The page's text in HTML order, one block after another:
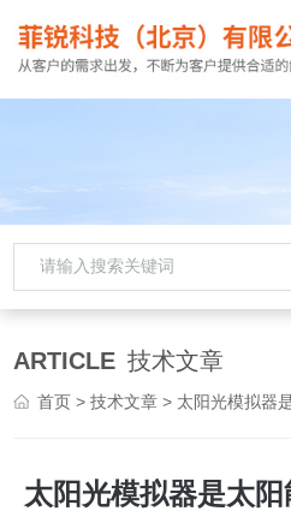
ARTICLE 技术文章
首页 >技术文章 > 太阳光模拟器
太阳光模拟器是太